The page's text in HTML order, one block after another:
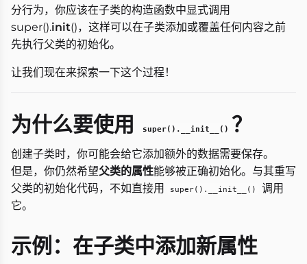
分行为，你应该在子类的构造函数中显式调用
super().init()，这样可以在子类添加或覆盖任何内容之前
先执行父类的初始化。
让我们现在来探索一下这个过程！
为什么要使用 super().__init__() ？
创建子类时，你可能会给它添加额外的数据需要保存。
但是，你仍然希望父类的属性能够被正确初始化。与其重写
父类的初始化代码，不如直接用
super().__init__()
调用
它。
示例：在子类中添加新属性